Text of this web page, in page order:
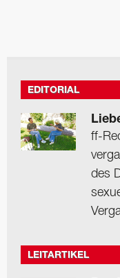
EDITORIAL
ff-
des
LEITARTIKEL